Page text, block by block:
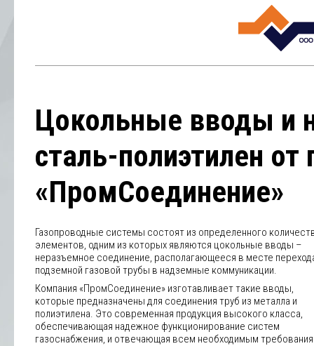
Цокольные вводы и
сталь-полиэтилен от
«ПромСоединение»
Газопроводные системы состоят из определенного
элементов, одним из которых являются цокольные вводы –
неразъемное соединение, располагающееся в месте
подземной газовой трубы в надземные коммуникации.
Компания «ПромСоединение» изготавливает такие вводы,
которые предназначены для соединения труб из металла и
полиэтилена. Это современная продукция высокого класса,
обеспечивающая надежное функционирование систем
газоснабжения, и отвечающая всем необходимым